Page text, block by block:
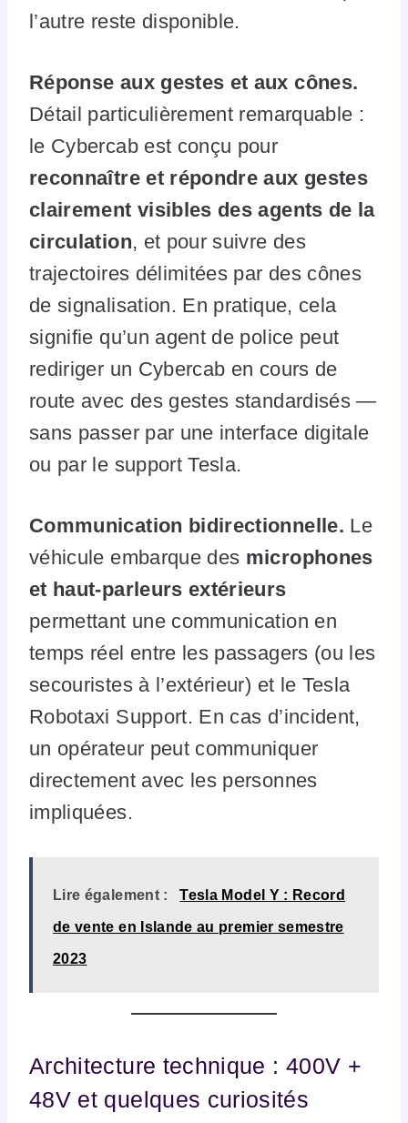
l’autre reste disponible.
Réponse aux gestes et aux cônes.
Détail particulièrement remarquable :
le Cybercab est conçu pour
reconnaître et répondre aux gestes
clairement visibles des agents de la
circulation, et pour suivre des
trajectoires délimitées par des cônes
de signalisation. En pratique, cela
signifie qu’un agent de police peut
rediriger un Cybercab en cours de
route avec des gestes standardisés —
sans passer par une interface digitale
ou par le support Tesla.
Communication bidirectionnelle. Le
véhicule embarque des microphones
et haut-parleurs extérieurs
permettant une communication en
temps réel entre les passagers (ou les
secouristes à l’extérieur) et le Tesla
Robotaxi Support. En cas d’incident,
un opérateur peut communiquer
directement avec les personnes
impliquées.
Lire également : Tesla Model Y : Record
de vente en Islande au premier semestre
2023
Architecture technique : 400V +
48V et quelques curiosités